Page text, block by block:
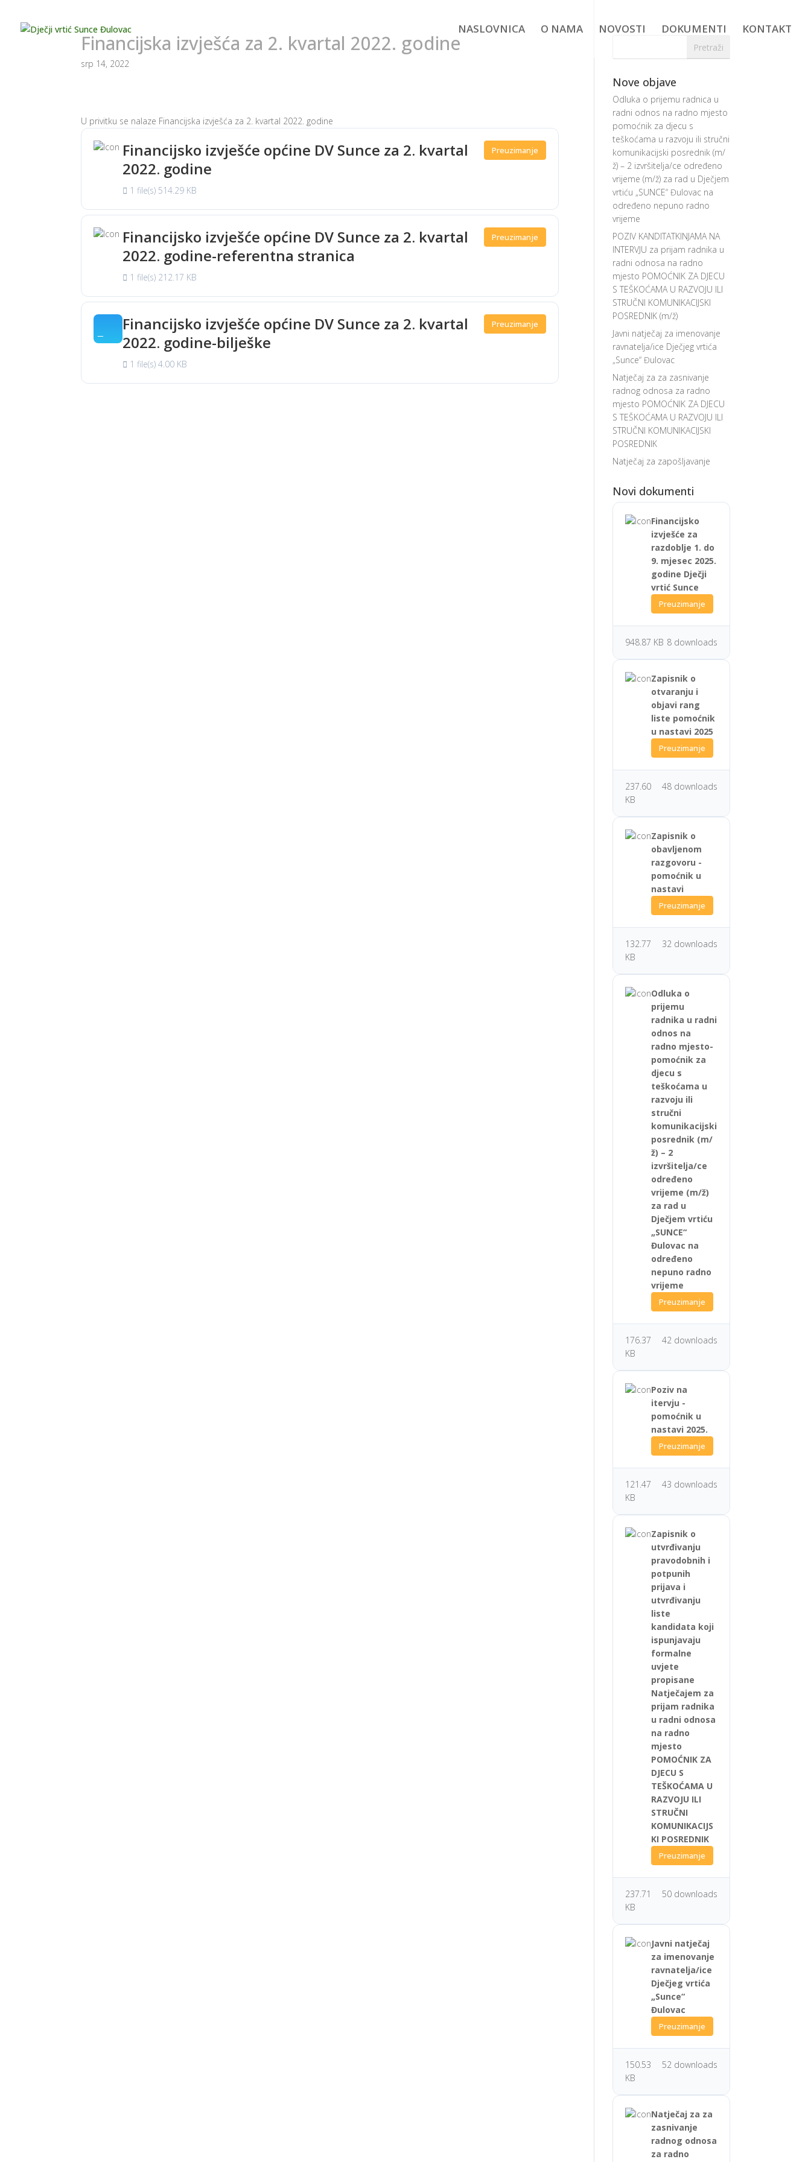
NASLOVNICA O NAMA NOVOSTI DOKUMENTI KONTAKT
Financijska izvješća za 2. kvartal 2022. godine
srp 14, 2022
U privitku se nalaze Financijska izvješća za 2. kvartal 2022. godine
Financijsko izvješće općine DV Sunce za 2. kvartal
2022. godine
1 file(s) 514.29 KB
Preuzimanje
Financijsko izvješće općine DV Sunce za 2. kvartal
2022. godine-referentna stranica
1 file(s) 212.17 KB
Preuzimanje
Financijsko izvješće općine DV Sunce za 2. kvartal
2022. godine-bilješke
1 file(s)4.00 KB
Preuzimanje
Nove objave
Odluka o prijemu radnica u
radni odnos na radno mjesto
pomoćnik za djecu s
teškoćama u razvoju ili stručni
komunikacijski posrednik (m/
ž) – 2 izvršitelja/ce određeno
vrijeme (m/ž) za rad u Dječjem
vrtiću „SUNCE“ Đulovac na
određeno nepuno radno
vrijeme
POZIV KANDITATKINJAMA NA
INTERVJU za prijam radnika u
radni odnosa na radno
mjesto POMOĆNIK ZA DJECU
S TEŠKOĆAMA U RAZVOJU ILI
STRUČNI KOMUNIKACIJSKI
POSREDNIK (m/ž)
Javni natječaj za imenovanje
ravnatelja/ice Dječjeg vrtića
„Sunce“ Đulovac
Natječaj za za zasnivanje
radnog odnosa za radno
mjesto POMOĆNIK ZA DJECU
S TEŠKOĆAMA U RAZVOJU ILI
STRUČNI KOMUNIKACIJSKI
POSREDNIK
Natječaj za zapošljavanje
Novi dokumenti
Financijsko
izvješće za
razdoblje 1. do
9. mjesec 2025.
godine Dječji
vrtić Sunce
Preuzimanje
8 downloads
948.87 KB
Zapisnik o
otvaranju i
objavi rang
liste pomoćnik
u nastavi 2025
Preuzimanje
48 downloads
237.60
KB
Zapisnik o
obavljenom
razgovoru -
pomoćnik u
nastavi
Preuzimanje
32 downloads
132.77
KB
Odluka o
prijemu
radnika u radni
odnos na
radno mjesto-
pomoćnik za
djecu s
teškoćama u
razvoju ili
stručni
komunikacijski
posrednik (m/
ž) – 2
izvršitelja/ce
određeno
vrijeme (m/ž)
za rad u
Dječjem vrtiću
„SUNCE“
Đulovac na
određeno
nepuno radno
vrijeme
Preuzimanje
42 downloads
176.37
KB
Poziv na
itervju -
pomoćnik u
nastavi 2025.
Preuzimanje
43 downloads
121.47
KB
Zapisnik o
utvrđivanju
pravodobnih i
potpunih
prijava i
utvrđivanju
liste
kandidata koji
ispunjavaju
formalne
uvjete
propisane
Natječajem za
prijam radnika
u radni odnosa
na radno
mjesto
POMOĆNIK ZA
DJECU S
TEŠKOĆAMA U
RAZVOJU ILI
STRUČNI
KOMUNIKACIJS
KI POSREDNIK
Preuzimanje
50 downloads
237.71
KB
Javni natječaj
za imenovanje
ravnatelja/ice
Dječjeg vrtića
„Sunce“
Đulovac
Preuzimanje
52 downloads
150.53
KB
Natječaj za za
zasnivanje
radnog odnosa
za radno